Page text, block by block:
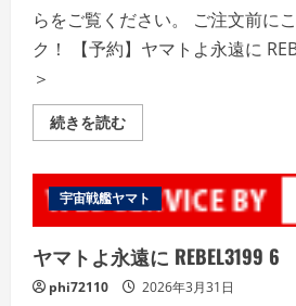
らをご覧ください。 ご注文前に
ク！ 【予約】ヤマトよ永遠に
＞
続きを読むヤ
マ
遠
に
REBEL3199
＜
最
終
宇宙戦艦ヤマト
ヤマトよ永遠に REBEL3199 6
phi72110 2026年3月31日